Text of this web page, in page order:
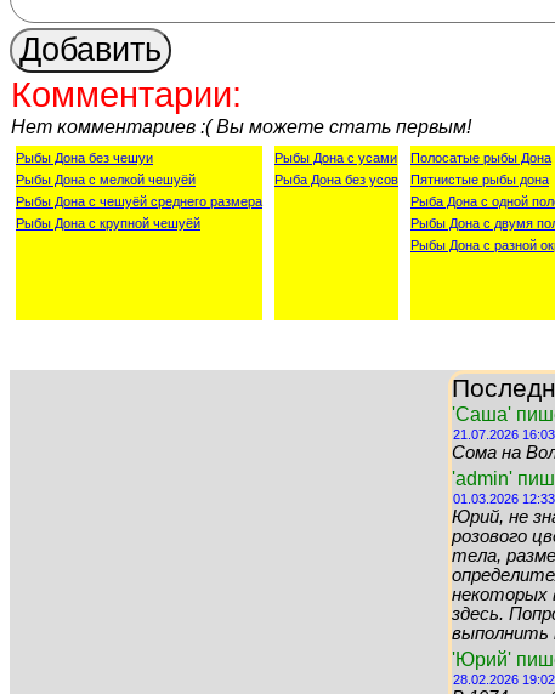
Комментарии:
Нет комментариев :( Вы можете стать первым!
Рыбы Дона без чешуи
Рыбы Дона с мелкой чешуёй
Рыбы Дона с чешуёй среднего размера
Рыбы Дона с крупной чешуёй
Рыбы Дона с усами
Рыба Дона без усов
Полосатые рыбы Дона
Пятнистые рыбы дона
Рыба Дона с одной
Рыбы Дона с двумя
Рыбы Дона с разной
'Саша'
21.07.2026
Сома на
'admin'
01.03.2026
Юрий, не
розового
тела,
некоторых
здесь.
выполнить
'Юрий'
28.02.2026